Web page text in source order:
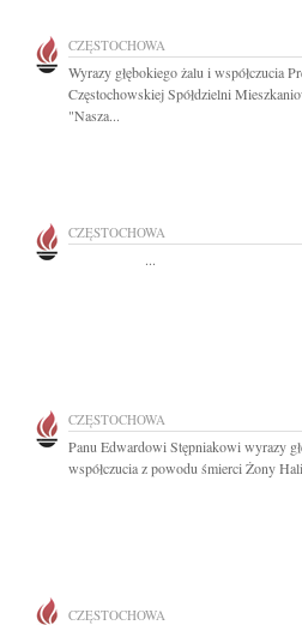
CZĘSTOCHOWA
Wyrazy głębokiego żalu i współczucia
Częstochowskiej Spółdzielni
"Nasza...
CZĘSTOCHOWA
...
CZĘSTOCHOWA
Panu Edwardowi Stępniakowi wyrazy
współczucia z powodu śmierci Żony
CZĘSTOCHOWA